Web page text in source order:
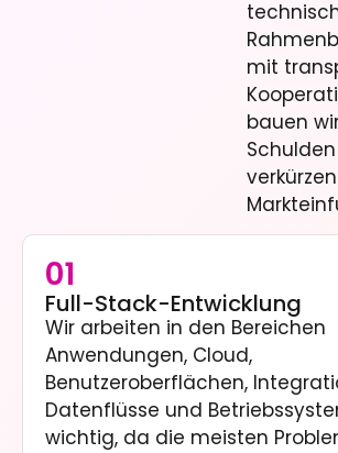
mit
bauen
01
Full-Stack-Entwicklung
Wir arbeiten in den Bereichen
Anwendungen, Cloud,
Benutzeroberflächen,
Datenflüsse und
wichtig, da die meisten